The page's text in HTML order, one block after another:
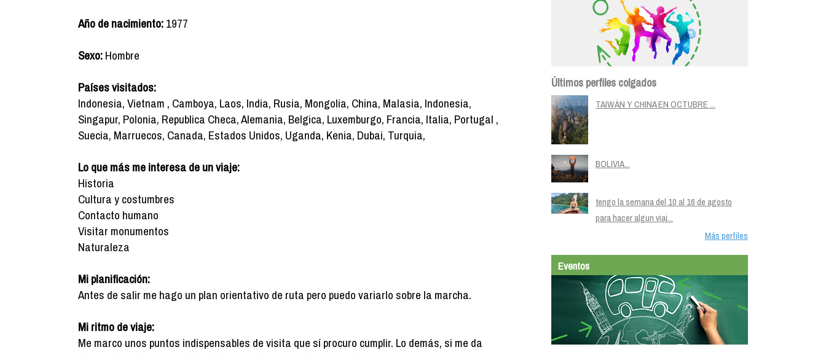
Año de nacimiento:1977
Sexo:Hombre
Países visitados:
Indonesia, Vietnam , Camboya, Laos, India, Rusia, Mongolia, China, Malasia, Indonesia,
Singapur, Polonia, Republica Checa, Alemania, Belgica, Luxemburgo, Francia, Italia, Portugal ,
Suecia, Marruecos, Canada, Estados Unidos, Uganda, Kenia, Dubai, Turquia,
Lo que más me interesa de un viaje:
Historia
Cultura y costumbres
Contacto humano
Visitar monumentos
Naturaleza
Mi planificación:
Antes de salir me hago un plan orientativo de ruta pero puedo variarlo sobre la marcha.
Mi ritmo de viaje:
Me marco unos puntos indispensables de visita que sí procuro cumplir. Lo demás, si me da
Últimos perfiles colgados
TAIWÁN Y CHINA EN OCTUBRE ...
BOLIVIA...
tengo la semana del 10 al 16 de agosto
para hacer algun viaj...
Más perfiles
Eventos